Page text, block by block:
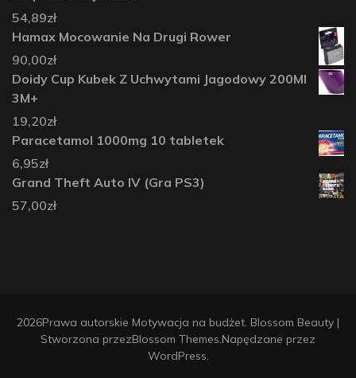
54,89zł
Hamax Mocowanie Na Drugi Rower
90,00zł
Doidy Cup Kubek Z Uchwytami Jagodowy 200Ml
3M+
19,20zł
Paracetamol 1000mg 10 tabletek
6,95zł
Grand Theft Auto IV (Gra PS3)
57,00zł
2026Prawa autorskie Motywacja na budżet Blossom Beauty |
Stworzona przezBlossom Themes .Napędzane przez
WordPress